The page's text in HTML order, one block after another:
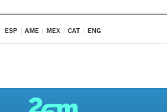
ESP AME MEX CAT ENG